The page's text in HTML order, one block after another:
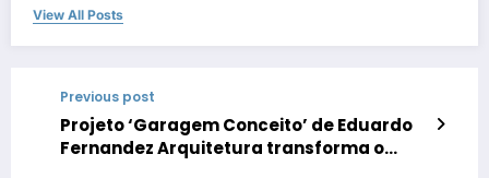
View All Posts
Previous post
Projeto ‘Garagem Conceito’ de Eduardo
Fernandez Arquitetura transforma o